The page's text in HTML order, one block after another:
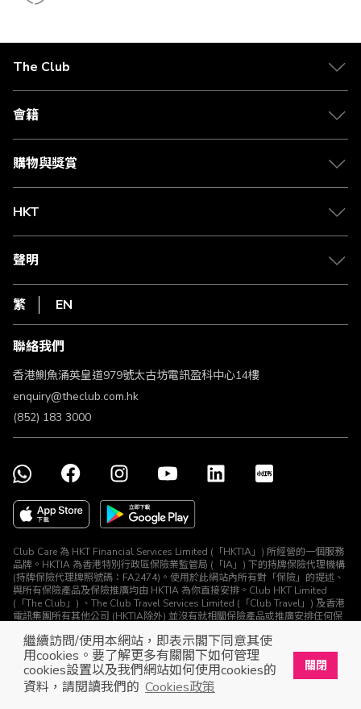
繼續訪問/使用本網站，即表示閣下同意其使
用cookies。要了解更多有關閣下如何管理
cookies設置以及我們網站如何使用cookies的
資料，請閱讀我們的 Cookies政策
關閉
The Club
關於 The Club
合作夥伴
媒體中心
會籍
會籍及專屬禮遇
賺取積分
購物與獎賞
物流與配送
Club Shopping 商品領取站
常見問題
HKT
csl.
1010
HKT
聲明
私隱聲明
使用條款
條款及細則
不歧視及不騷擾聲明
認可牌照及通告
繁 EN
聯絡我們
香港鰂魚涌英皇道979號太古坊電訊盈科中心14樓
enquiry@theclub.com.hk
(852) 183 3000
Club Care 為 HKT Financial Services Limited (「HKTIA」) 所經營的一個服務
品牌。HKTIA 為香港特別行政區保險業監管局 (「IA」) 下的持牌保險代理機構
(持牌保險代理牌照號碼：FA2474)。使用於此網站內所有對「保險」的提述、
與所有保險產品及保險推廣均由 HKTIA 為你直接安排。Club HKT Limited
(「The Club」) 、The Club Travel Services Limited (「Club Travel」) 及香港
電訊集團所有其他公司 (HKTIA除外) 並沒有就相關保險產品或推廣安排任何保
© The Club 2026. 保留所有權利
立即下載The Club手機app
展開屬於你的獎賞之旅
開啟